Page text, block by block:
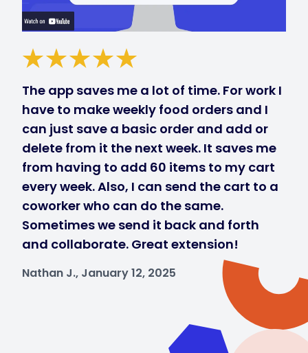
The app saves me a lot of time. For work I
have to make weekly food orders and I
can just save a basic order and add or
delete from it the next week. It saves me
from having to add 60 items to my cart
every week. Also, I can send the cart to a
coworker who can do the same.
Sometimes we send it back and forth
and collaborate. Great extension!
Nathan J., January 12, 2025